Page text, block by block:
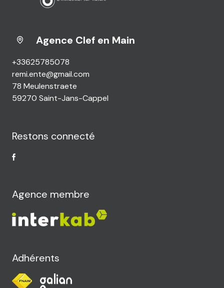
Agence Clef en Main
+33625785078
remi.ente@gmail.com
78 Meulenstraete
59270 Saint-Jans-Cappel
Restons connecté
Agence membre
Adhérents